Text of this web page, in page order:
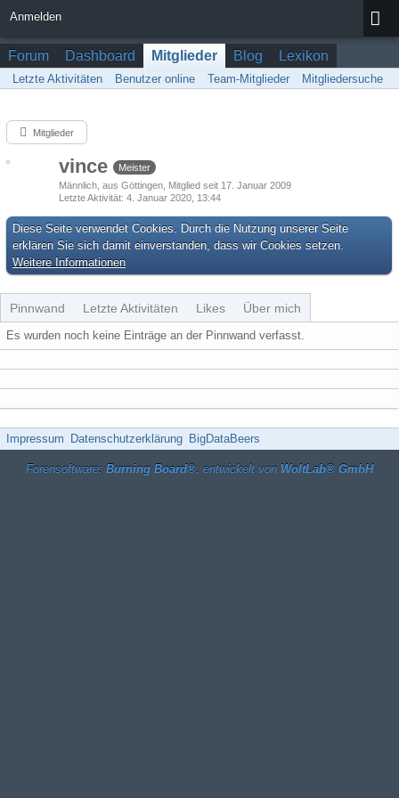
Anmelden
Forum Dashboard Mitglieder Blog Lexikon
Letzte Aktivitäten Benutzer online Team-Mitglieder Mitgliedersuche
Mitglieder
vince
Meister
Männlich aus Göttingen Mitglied seit 17. Januar 2009
Letzte Aktivität 4. Januar 2020, 13:44
Diese Seite verwendet Cookies. Durch die Nutzung unserer Seite
erklären Sie sich damit einverstanden, dass wir Cookies setzen.
Weitere Informationen
Pinnwand Letzte Aktivitäten Likes Über mich
Es wurden noch keine Einträge an der Pinnwand verfasst.
Impressum Datenschutzerklärung BigDataBeers
Forensoftware: Burning Board®, entwickelt von WoltLab® GmbH